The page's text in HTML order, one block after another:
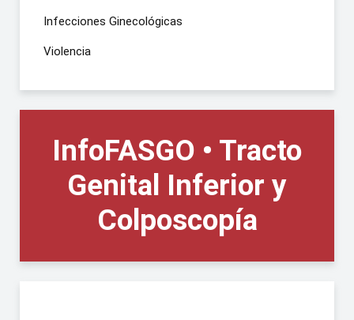
InfoFASGO • Tracto
Genital Inferior y
Colposcopía
Infecciones Ginecológicas
Violencia